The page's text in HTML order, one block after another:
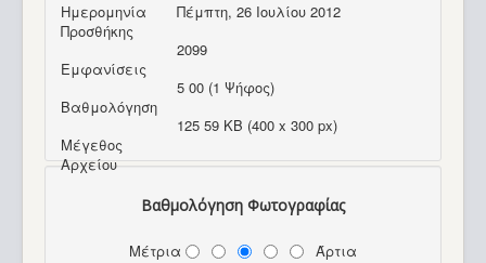
Commodore C64_16
Ημερομηνία
Προσθήκης
Πέμπτη, 26 Ιουλίου 2012
Εμφανίσεις
2099
Βαθμολόγηση
5 00 (1 Ψήφος)
Μέγεθος
Αρχείου
125 59 KB (400 x 300 px)
Βαθμολόγηση Φωτογραφίας
Μέτρια Άρτια